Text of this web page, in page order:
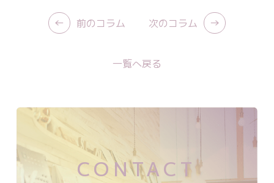
← 前のコラム
一覧へ戻る
次のコラム →
CONTACT